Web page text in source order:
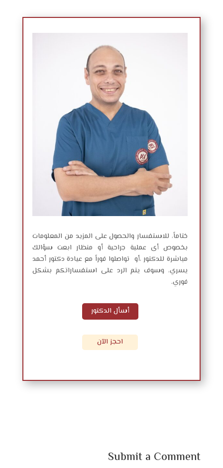
ختاماً، للاستفسار والحصول على المزيد من المعلومات
بخصوص أى عملية جراحية أو منظار ابعت سؤالك
مباشرة للدكتور ،أو تواصلوا فوراً مع عيادة دكتور أحمد
يسري، وسوف يتم الرد على استفساراتكم بشكل
فوري.
أسأل الدكتور
احجز الآن
Submit a Comment